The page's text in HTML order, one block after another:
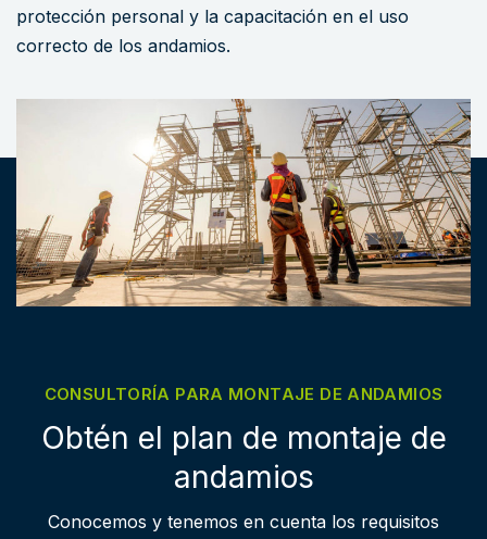
protección personal y la capacitación en el uso
correcto de los andamios.
CONSULTORÍA PARA MONTAJE DE ANDAMIOS
Obtén el plan de montaje de
andamios
Conocemos y tenemos en cuenta los requisitos